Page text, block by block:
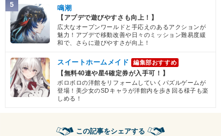
5 鳴潮
【アプデで遊びやすさも向上！】
広大なオープンワールドと手応えのあるアクションが
魅力！アプデで移動改善や日々のミッション難易度緩
和で、さらに遊びやすさが向上！
スイートホームメイド 編集部おすすめ
【無料40連や星4確定券が入手可！】
ボロボロの洋館をリフォームしていくパズルゲームが
登場！美少女のSDキャラが洋館内を歩き回る様子も楽
しめる！
この記事をシェアする